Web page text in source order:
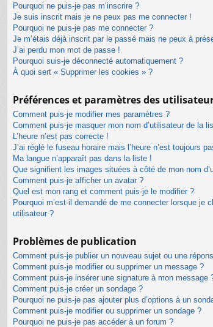
Pourquoi ne puis-je pas m’inscrire ?
Je suis inscrit mais je ne peux pas me connecter !
Pourquoi ne puis-je pas me connecter ?
Je m’étais déjà inscrit par le passé mais ne peux à
J’ai perdu mon mot de passe !
Pourquoi suis-je déconnecté automatiquement ?
À quoi sert « Supprimer les cookies » ?
Préférences et paramètres des
Comment puis-je modifier mes paramètres ?
Comment puis-je masquer mon nom d’utilisateur de la
L’heure n’est pas correcte !
J’ai réglé le fuseau horaire mais l’heure n’est toujours
Ma langue n’apparaît pas dans la liste !
Que signifient les images situées à côté de mon nom
Comment puis-je afficher un avatar ?
Quel est mon rang et comment puis-je le modifier ?
Pourquoi m’est-il demandé de me connecter lorsque je
utilisateur ?
Problèmes de publication
Comment puis-je publier un nouveau sujet ou une
Comment puis-je modifier ou supprimer un message ?
Comment puis-je insérer une signature à mon message
Comment puis-je créer un sondage ?
Pourquoi ne puis-je pas ajouter plus d’options à un
Comment puis-je modifier ou supprimer un sondage ?
Pourquoi ne puis-je pas accéder à un forum ?